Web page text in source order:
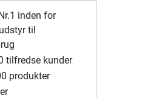
inden for
til
tilfredse kunder
produkter